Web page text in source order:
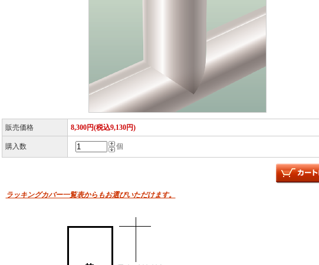
販売価格 8,300円(税込9,130円)
購入数 個
ラッキングカバー一覧表からもお選びいただけます。